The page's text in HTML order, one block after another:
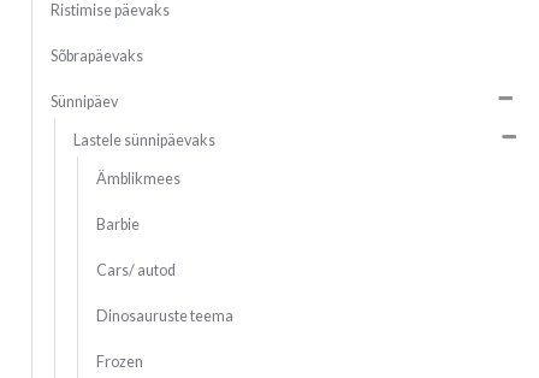
Ristimise päevaks
Sõbrapäevaks
Sünnipäev
Lastele sünnipäevaks
Ämblikmees
Barbie
Cars/ autod
Dinosauruste teema
Frozen